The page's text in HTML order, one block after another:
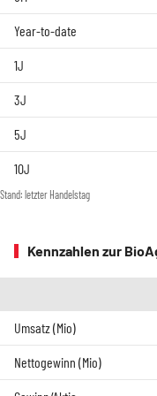
Year-to-date
1J
3J
5J
10J
Stand: letzter Handelstag
Kennzahlen zur
Umsatz (Mio)
Nettogewinn (Mio)